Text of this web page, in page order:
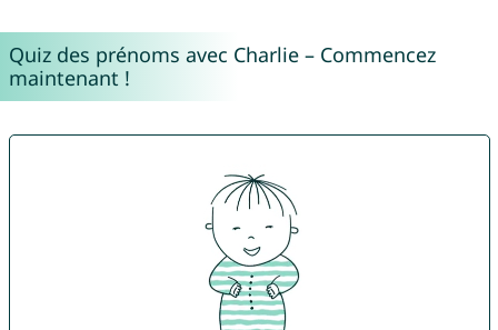
Quiz des prénoms avec Charlie – Commencez
maintenant !